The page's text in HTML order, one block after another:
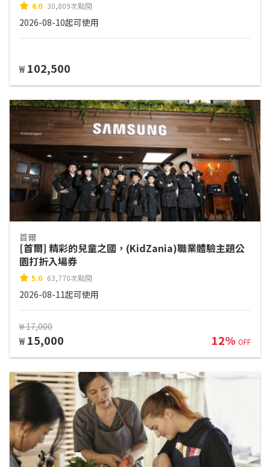
4.0 30,809次點閱
2026-08-10起可使用
₩ 102,500
首爾
[首爾] 精彩的兒童之國，(KidZania)職業體驗主題公
園打折入場券
5.0 63,770次點閱
2026-08-11起可使用
₩ 17,000
₩ 15,000 12% OFF